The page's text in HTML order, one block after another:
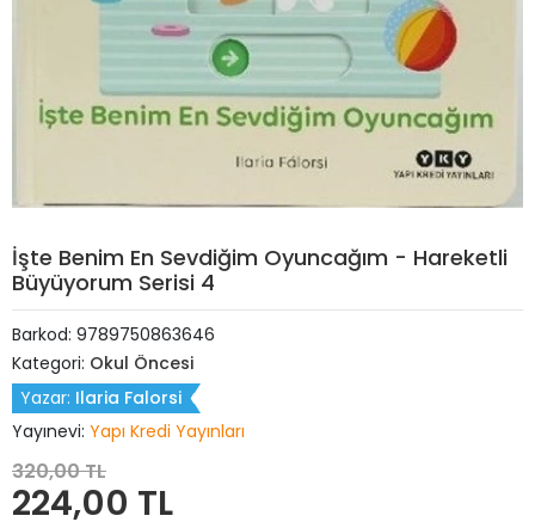
İşte Benim En Sevdiğim Oyuncağım - Hareketli
Büyüyorum Serisi 4
Barkod: 9789750863646
Kategori: Okul Öncesi
Yazar: Ilaria Falorsi
Yayınevi: Yapı Kredi Yayınları
320,00 TL
224,00 TL